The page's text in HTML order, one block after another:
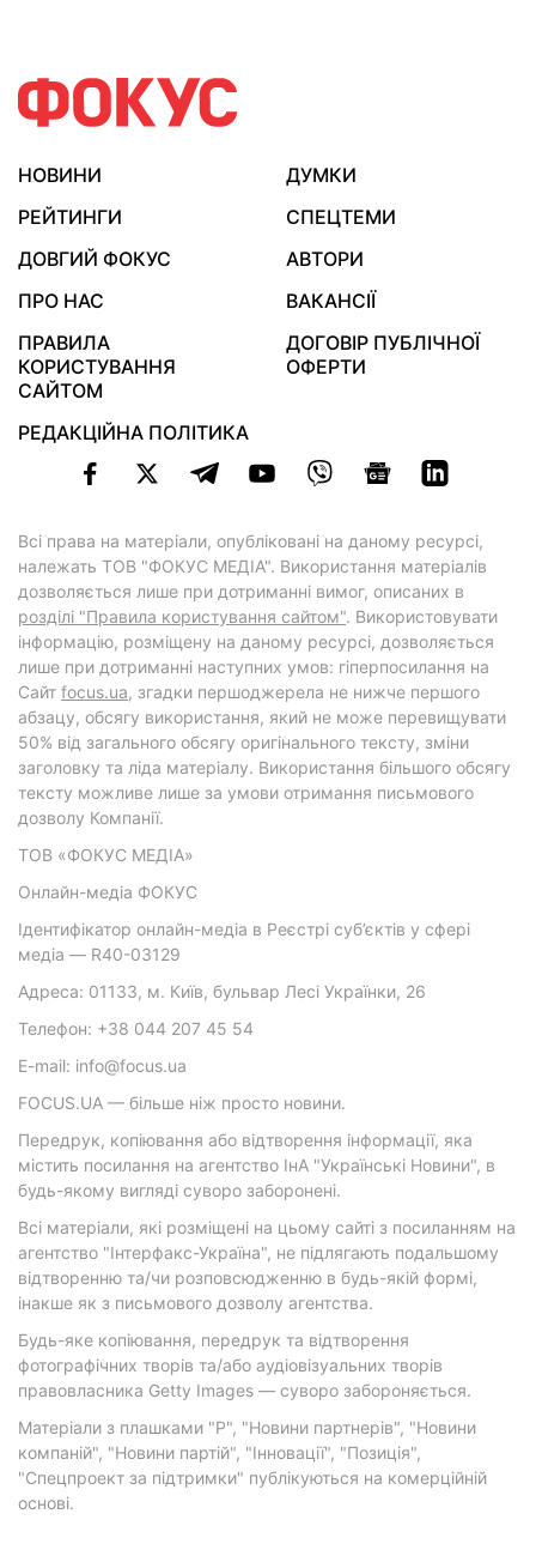
НОВИНИ
ДУМКИ
РЕЙТИНГИ
СПЕЦТЕМИ
ДОВГИЙ ФОКУС
АВТОРИ
ПРО НАС
ВАКАНСІЇ
ПРАВИЛА
КОРИСТУВАННЯ
САЙТОМ
ДОГОВІР ПУБЛІЧНОЇ
ОФЕРТИ
РЕДАКЦІЙНА ПОЛІТИКА
Всі права на матеріали, опубліковані на даному ресурсі,
належать ТОВ "ФОКУС МЕДІА". Використання матеріалів
дозволяється лише при дотриманні вимог, описаних в
розділі "Правила користування сайтом". Використовувати
інформацію, розміщену на даному ресурсі, дозволяється
лише при дотриманні наступних умов: гіперпосилання на
Cайт focus.ua, згадки першоджерела не нижче першого
абзацу, обсягу використання, який не може перевищувати
50% від загального обсягу оригінального тексту, зміни
заголовку та ліда матеріалу. Використання більшого обсягу
тексту можливе лише за умови отримання письмового
дозволу Компанії.
ТОВ «ФОКУС МЕДІА»
Онлайн-медіа ФОКУС
Ідентифікатор онлайн-медіа в Реєстрі суб’єктів у сфері
медіа — R40-03129
Адреса: 01133, м. Київ, бульвар Лесі Українки, 26
Телефон: +38 044 207 45 54
E-mail: info@focus.ua
FOCUS.UA — більше ніж просто новини.
Передрук, копіювання або відтворення інформації, яка
містить посилання на агентство ІнА "Українські Новини", в
будь-якому вигляді суворо заборонені.
Всі матеріали, які розміщені на цьому сайті з посиланням на
агентство "Інтерфакс-Україна", не підлягають подальшому
відтворенню та/чи розповсюдженню в будь-якій формі,
інакше як з письмового дозволу агентства.
Будь-яке копіювання, передрук та відтворення
фотографічних творів та/або аудіовізуальних творів
правовласника Getty Images — суворо забороняється.
Матеріали з плашками "Р", "Новини партнерів", "Новини
компаній", "Новини партій", "Інновації", "Позиція",
"Спецпроект за підтримки" публікуються на комерційній
основі.